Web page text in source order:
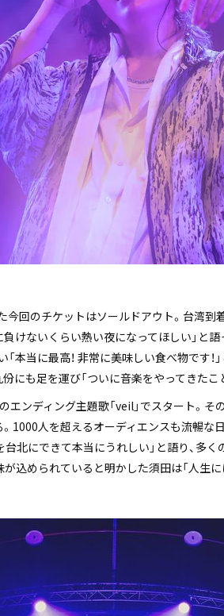
回のチケットはソールドアウト。台湾
けないくらい熱い夜になってほしい」と
本当に最高！ 非常に美味しい食べ物です
にも足を運び「ついに音楽をやってきたこ
エンディング主題歌「veil」でスタート。
1000人を超えるオーディエンスも流暢な
北にできて本当にうれしい」と語り、多
が込められていると明かした須田は「人